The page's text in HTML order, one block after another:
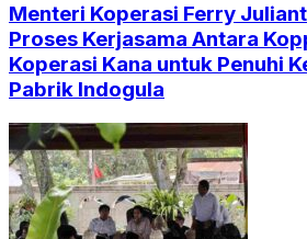
Menteri Koperasi Ferry
Proses Kerjasama Antara
Koperasi Kana untuk Penuhi
Pabrik Indogula